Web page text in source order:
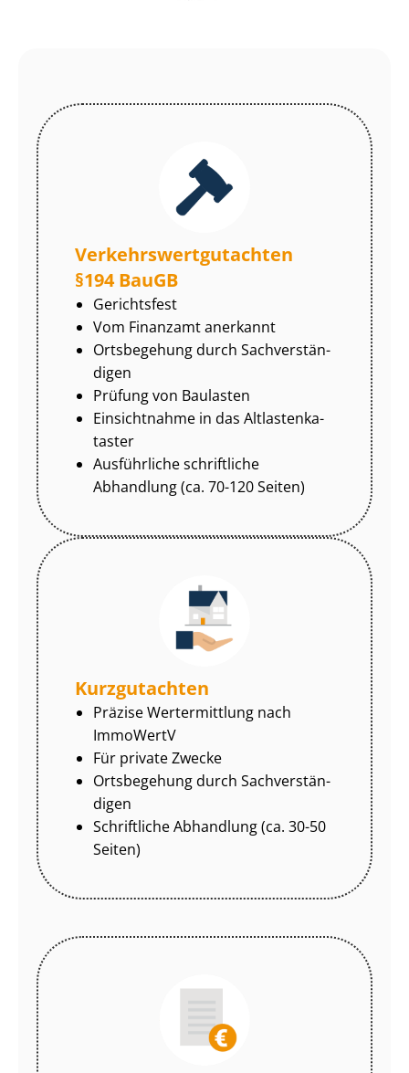
Ver­kehrs­wert­gut­ach­ten
§194 BauGB
Gerichtsfest
Vom Finanzamt anerkannt
Ortsbegehung durch Sach­ver­stän­
di­gen
Prüfung von Baulasten
Einsichtnahme in das Alt­las­ten­ka­
tas­ter
Ausführliche schriftliche
Abhandlung (ca. 70-120 Seiten)
Kurzgutachten
Präzise Wertermittlung nach
ImmoWertV
Für private Zwecke
Ortsbegehung durch Sach­ver­stän­
di­gen
Schriftliche Abhandlung (ca. 30-50
Seiten)